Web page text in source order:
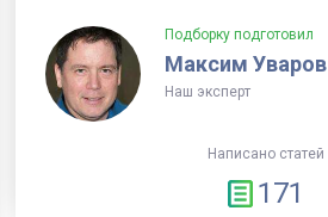
Подборку подготовил
Максим Уваров
Наш эксперт
Написано статей
171